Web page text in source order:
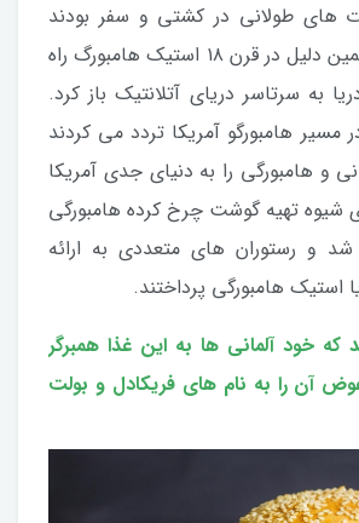
های طولانی در کشتی و سفر بودند
مناسب بود. به همین دلیل در قرن ۱۸ استیک هامبورگ راه
به سرتاسر دریای آتلانتیک باز کرد.
هامبورگو آمریکا تردد می کردند
و هامبورگی را به دنیای جدی آمریکا
شیوه تهیه گوشت چرخ کرده هامبورگی
شد و رستوران های متعددی به ارائه
استیک هامبورگی پرداختند.
که خود آلمانی ها به این غذا همبرگر
آن را به نام های فریکادل و بولت